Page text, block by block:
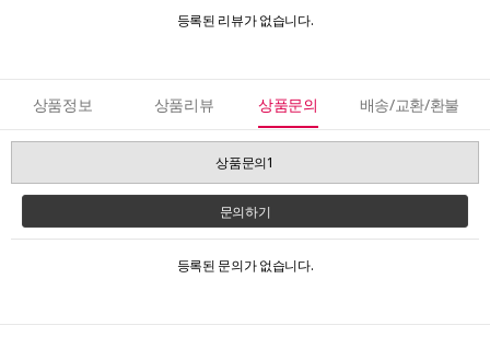
등록된 리뷰가 없습니다.
상품정보 상품리뷰 상품문의 배송/교환/환불
상품문의1
문의하기
등록된 문의가 없습니다.